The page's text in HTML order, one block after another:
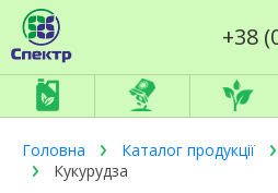
+38
Головна Каталог продукції
Кукурудза